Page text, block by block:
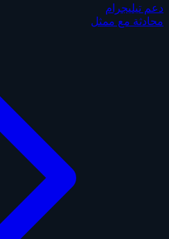
دعم تيليجرام
محادثة مع ممثل